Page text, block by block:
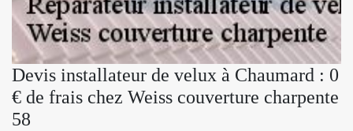
Devis installateur de velux à Chaumard : 0
€ de frais chez Weiss couverture charpente
58